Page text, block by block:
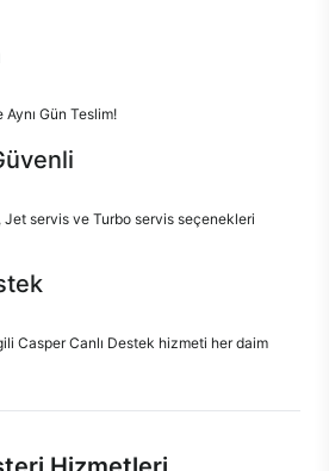
Gün Teslim!
Jet servis ve Turbo servis seçenekleri
Casper Canlı Destek hizmeti her daim